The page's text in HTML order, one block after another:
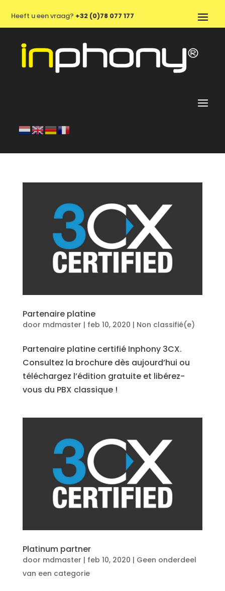
Heeft u een vraag? +32 (0)78 077 177
Partenaire platine
door mdmaster | feb 10, 2020 | Non classifié(e)
Partenaire platine certifié Inphony 3CX.
Consultez la brochure dès aujourd’hui ou
téléchargez l’édition gratuite et libérez-
vous du PBX classique !
Platinum partner
door mdmaster | feb 10, 2020 | Geen onderdeel
van een categorie